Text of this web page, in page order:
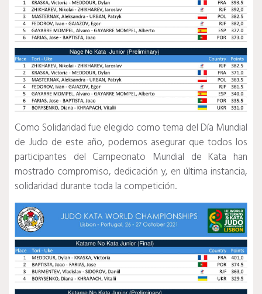
Como Solidaridad fue elegido como tema del Día Mundial
de Judo de este año, podemos asegurar que todos los
participantes del Campeonato Mundial de Kata han
mostrado compromiso, dedicación y, en última instancia,
solidaridad durante toda la competición.